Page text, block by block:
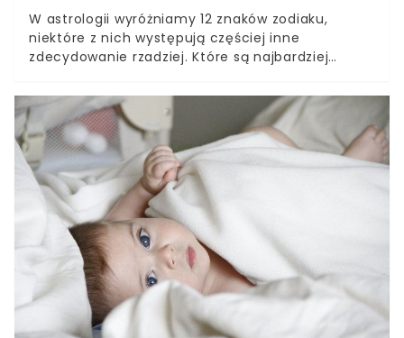
W astrologii wyróżniamy 12 znaków zodiaku,
niektóre z nich występują częściej inne
zdecydowanie rzadziej. Które są najbardziej
zodiaku mogą czuć się wyróżnieni. Okazuje się
bowiem, że w niektórych miesiącach odnotowuje
się mniej urodzeń. W efekcie 3 znaki zodiaku są
mniej liczne od pozostałych. Jakie?